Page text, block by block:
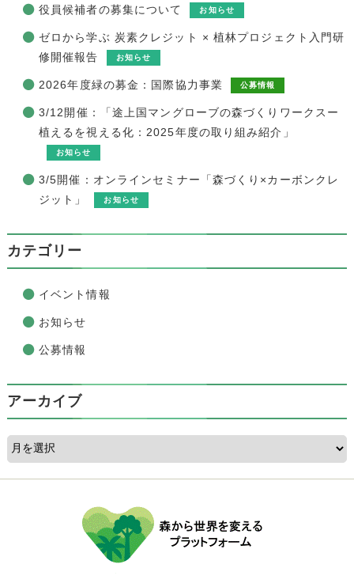
役員候補者の募集について お知らせ
ゼロから学ぶ 炭素クレジット × 植林プロジェクト入門研
修開催報告
お知らせ
2026年度緑の募金：国際協力事業 公募情報
3/12開催：「途上国マングローブの森づくりワークスー
植えるを視える化：2025年度の取り組み紹介」
お知らせ
3/5開催：オンラインセミナー「森づくり×カーボンクレ
ジット」
お知らせ
カテゴリー
イベント情報
お知らせ
公募情報
アーカイブ